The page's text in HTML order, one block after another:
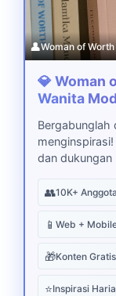
👤Woman of
💎 Woman
Wanita
Bergabunglah
dan dukungan
👥10K+ Anggota
📱 Web +
🎁Konten Gratis
⭐Inspirasi